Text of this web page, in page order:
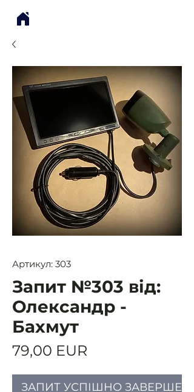
Артикул: 303
Запит №303 від:
Олександр -
Бахмут
79,00 EUR
ЗАПИТ УСПІШНО